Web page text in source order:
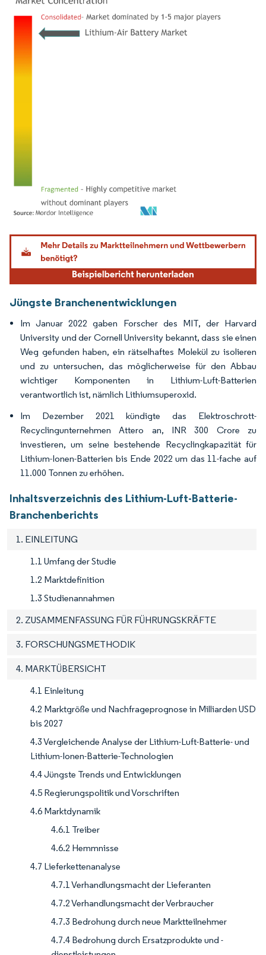
Bild © Mordor Intelligence. Wiederverwendung erfordert Namensnennung gemäß
Jüngste Branchenentwicklungen
Im Januar 2022 gaben Forscher des MIT, der Harvard
University und der Cornell University bekannt, dass sie einen
Weg gefunden haben, ein rätselhaftes Molekül zu isolieren
und zu untersuchen, das möglicherweise für den Abbau
wichtiger Komponenten in Lithium-Luft-Batterien
verantwortlich ist, nämlich Lithiumsuperoxid.
Im Dezember 2021 kündigte das Elektroschrott-
Recyclingunternehmen Attero an, INR 300 Crore zu
investieren, um seine bestehende Recyclingkapazität für
Lithium-Ionen-Batterien bis Ende 2022 um das 11-fache auf
11.000 Tonnen zu erhöhen.
Inhaltsverzeichnis des Lithium-Luft-Batterie-
Branchenberichts
1. EINLEITUNG
1.1 Umfang der Studie
1.2 Marktdefinition
1.3 Studienannahmen
2. ZUSAMMENFASSUNG FÜR FÜHRUNGSKRÄFTE
3. FORSCHUNGSMETHODIK
4. MARKTÜBERSICHT
4.1 Einleitung
4.2 Marktgröße und Nachfrageprognose in Milliarden USD
bis 2027
4.3 Vergleichende Analyse der Lithium-Luft-Batterie- und
Lithium-Ionen-Batterie-Technologien
4.4 Jüngste Trends und Entwicklungen
4.5 Regierungspolitik und Vorschriften
4.6 Marktdynamik
4.6.1 Treiber
4.6.2 Hemmnisse
4.7 Lieferkettenanalyse
4.7.1 Verhandlungsmacht der Lieferanten
4.7.2 Verhandlungsmacht der Verbraucher
4.7.3 Bedrohung durch neue Marktteilnehmer
4.7.4 Bedrohung durch Ersatzprodukte und -